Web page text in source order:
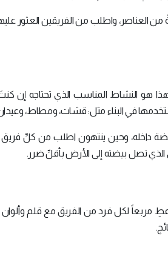
العناصر، واطلب من الفريقين العثور
هذا هو النشاط المناسب الذي تحتاجه
في البناء مثل: قشات، ومطاط،
داخله، وحين ينتهون اطلب من كلِّ
الذي تصل بيضته إلى الأرض بأقلِّ ضرر.
مربعاً لكل فرد من الفريق مع قلم